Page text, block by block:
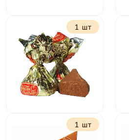
Белочка
Бабаевская
1 шт
1 шт